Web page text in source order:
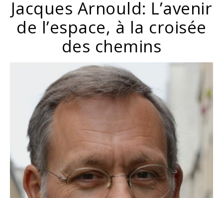
Jacques Arnould: L’avenir
de l’espace, à la croisée
des chemins